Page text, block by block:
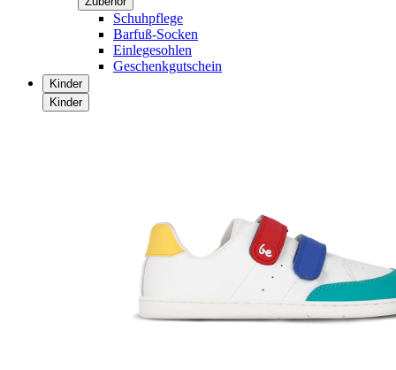
Schuhpflege
Barfuß-Socken
Einlegesohlen
Geschenkgutschein
Kinder
Kinder